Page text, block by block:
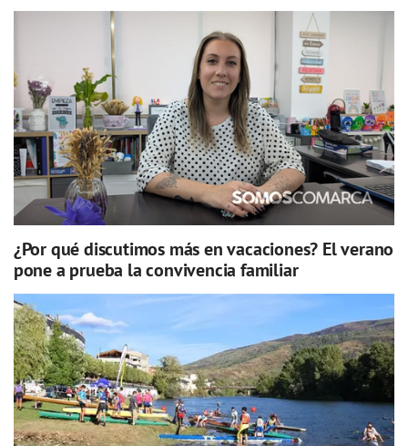
¿Por qué discutimos más en vacaciones? El verano
pone a prueba la convivencia familiar